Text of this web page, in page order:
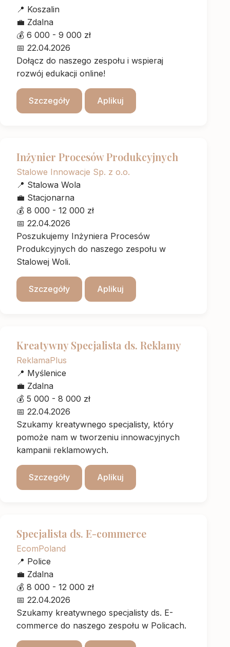
📍 Koszalin
💼 Zdalna
💰 6 000 - 9 000 zł
📅 22.04.2026
Dołącz do naszego zespołu i wspieraj
rozwój edukacji online!
Szczegóły Aplikuj
Inżynier Procesów Produkcyjnych
Stalowe Innowacje Sp. z o.o.
📍 Stalowa Wola
💼 Stacjonarna
💰 8 000 - 12 000 zł
📅 22.04.2026
Poszukujemy Inżyniera Procesów
Produkcyjnych do naszego zespołu w
Stalowej Woli.
Szczegóły Aplikuj
Kreatywny Specjalista ds. Reklamy
ReklamaPlus
📍 Myślenice
💼 Zdalna
💰 5 000 - 8 000 zł
📅 22.04.2026
Szukamy kreatywnego specjalisty, który
pomoże nam w tworzeniu innowacyjnych
kampanii reklamowych.
Szczegóły Aplikuj
Specjalista ds. E-commerce
EcomPoland
📍 Police
💼 Zdalna
💰 8 000 - 12 000 zł
📅 22.04.2026
Szukamy kreatywnego specjalisty ds. E-
commerce do naszego zespołu w Policach.